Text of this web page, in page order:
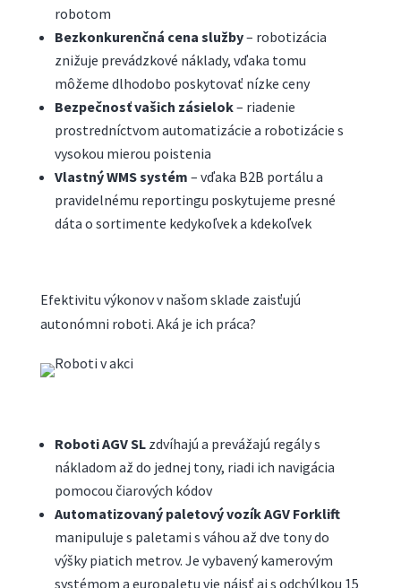
robotom
Bezkonkurenčná cena služby– robotizácia
znižuje prevádzkové náklady, vďaka tomu
môžeme dlhodobo poskytovať nízke ceny
Bezpečnosť vašich zásielok– riadenie
prostredníctvom automatizácie a robotizácie s
vysokou mierou poistenia
Vlastný WMS systém – vďaka B2B portálu a
pravidelnému reportingu poskytujeme presné
dáta o sortimente kedykoľvek a kdekoľvek
Efektivitu výkonov v našom sklade zaisťujú
autonómni roboti. Aká je ich práca?
Roboti AGV SLzdvíhajú a prevážajú regály s
nákladom až do jednej tony, riadi ich navigácia
pomocou čiarových kódov
Automatizovaný paletový vozík AGV Forklift
manipuluje s paletami s váhou až dve tony do
výšky piatich metrov. Je vybavený kamerovým
systémom a europaletu vie nájsť aj s odchýlkou 15